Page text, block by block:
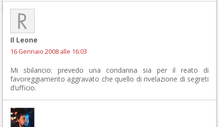
Il Leone
16 Gennaio 2008 alle 16:03
Mi sbilancio: prevedo una condanna sia per il reato di
favoreggiamento aggravato che quello di rivelazione di segreti
d’ufficio.